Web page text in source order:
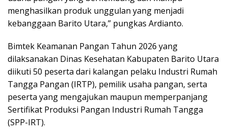
menghasilkan produk unggulan yang menjadi
kebanggaan Barito Utara,” pungkas Ardianto.
Bimtek Keamanan Pangan Tahun 2026 yang
dilaksanakan Dinas Kesehatan Kabupaten Barito Utara
diikuti 50 peserta dari kalangan pelaku Industri Rumah
Tangga Pangan (IRTP), pemilik usaha pangan, serta
peserta yang mengajukan maupun memperpanjang
Sertifikat Produksi Pangan Industri Rumah Tangga
(SPP-IRT).